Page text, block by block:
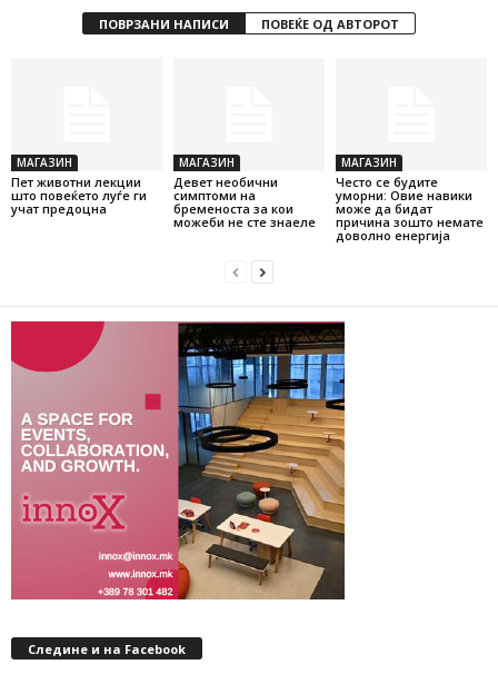
ПОВРЗАНИ НАПИСИ ПОВЕЌЕ ОД АВТОРОТ
МАГАЗИН
Пет животни лекции
што повеќето луѓе ги
учат предоцна
МАГАЗИН
Девет необични
симптоми на
бременоста за кои
можеби не сте знаеле
МАГАЗИН
Често се будите
уморни: Овие навики
може да бидат
причина зошто немате
доволно енергија
Следине и на Facebook